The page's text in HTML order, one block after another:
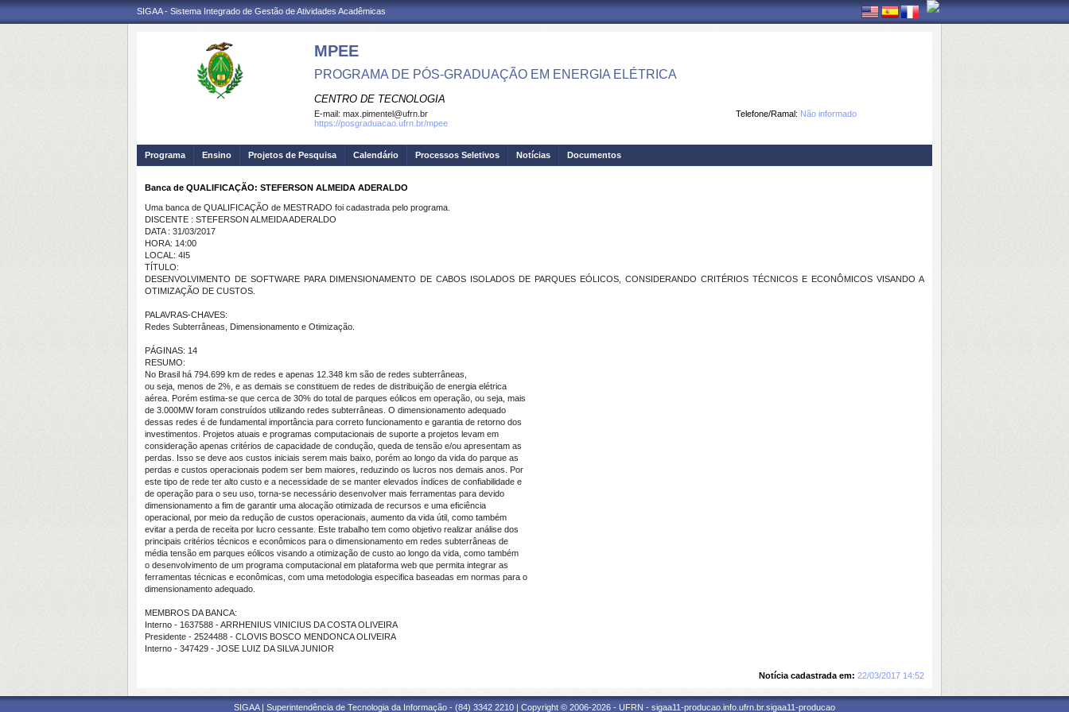
SIGAA - Sistema Integrado de Gestão de Atividades Acadêmicas
MPEE
PROGRAMA DE PÓS-GRADUAÇÃO EM ENERGIA ELÉTRICA
CENTRO DE TECNOLOGIA
Telefone/Ramal: Não informado
E-mail: max.pimentel@ufrn.br
https://posgraduacao.ufrn.br/mpee
Programa Ensino Projetos de Pesquisa Calendário Processos Seletivos Notícias Documentos
Banca de QUALIFICAÇÃO: STEFERSON ALMEIDA ADERALDO
Uma banca de QUALIFICAÇÃO de MESTRADO foi cadastrada pelo programa.
DISCENTE : STEFERSON ALMEIDA ADERALDO
DATA : 31/03/2017
HORA: 14:00
LOCAL: 4I5
TÍTULO:
DESENVOLVIMENTO DE SOFTWARE PARA DIMENSIONAMENTO DE CABOS ISOLADOS DE PARQUES EÓLICOS, CONSIDERANDO CRITÉRIOS TÉCNICOS E ECONÔMICOS VISANDO A
OTIMIZAÇÃO DE CUSTOS.
PALAVRAS-CHAVES:
Redes Subterrâneas, Dimensionamento e Otimização.
PÁGINAS: 14
RESUMO:
No Brasil há 794.699 km de redes e apenas 12.348 km são de redes subterrâneas,
ou seja, menos de 2%, e as demais se constituem de redes de distribuição de energia elétrica
aérea. Porém estima-se que cerca de 30% do total de parques eólicos em operação, ou seja, mais
de 3.000MW foram construídos utilizando redes subterrâneas. O dimensionamento adequado
dessas redes é de fundamental importância para correto funcionamento e garantia de retorno dos
investimentos. Projetos atuais e programas computacionais de suporte a projetos levam em
consideração apenas critérios de capacidade de condução, queda de tensão e/ou apresentam as
perdas. Isso se deve aos custos iniciais serem mais baixo, porém ao longo da vida do parque as
perdas e custos operacionais podem ser bem maiores, reduzindo os lucros nos demais anos. Por
este tipo de rede ter alto custo e a necessidade de se manter elevados índices de confiabilidade e
de operação para o seu uso, torna-se necessário desenvolver mais ferramentas para devido
dimensionamento a fim de garantir uma alocação otimizada de recursos e uma eficiência
operacional, por meio da redução de custos operacionais, aumento da vida útil, como também
evitar a perda de receita por lucro cessante. Este trabalho tem como objetivo realizar análise dos
principais critérios técnicos e econômicos para o dimensionamento em redes subterrâneas de
média tensão em parques eólicos visando a otimização de custo ao longo da vida, como também
o desenvolvimento de um programa computacional em plataforma web que permita integrar as
ferramentas técnicas e econômicas, com uma metodologia especifica baseadas em normas para o
dimensionamento adequado.
MEMBROS DA BANCA:
Interno - 1637588 - ARRHENIUS VINICIUS DA COSTA OLIVEIRA
Presidente - 2524488 - CLOVIS BOSCO MENDONCA OLIVEIRA
Interno - 347429 - JOSE LUIZ DA SILVA JUNIOR
Notícia cadastrada em: 22/03/2017 14:52
SIGAA | Superintendência de Tecnologia da Informação - (84) 3342 2210 | Copyright © 2006-2026 - UFRN - sigaa11-producao.info.ufrn.br.sigaa11-producao